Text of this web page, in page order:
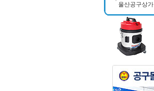
울산공구상가